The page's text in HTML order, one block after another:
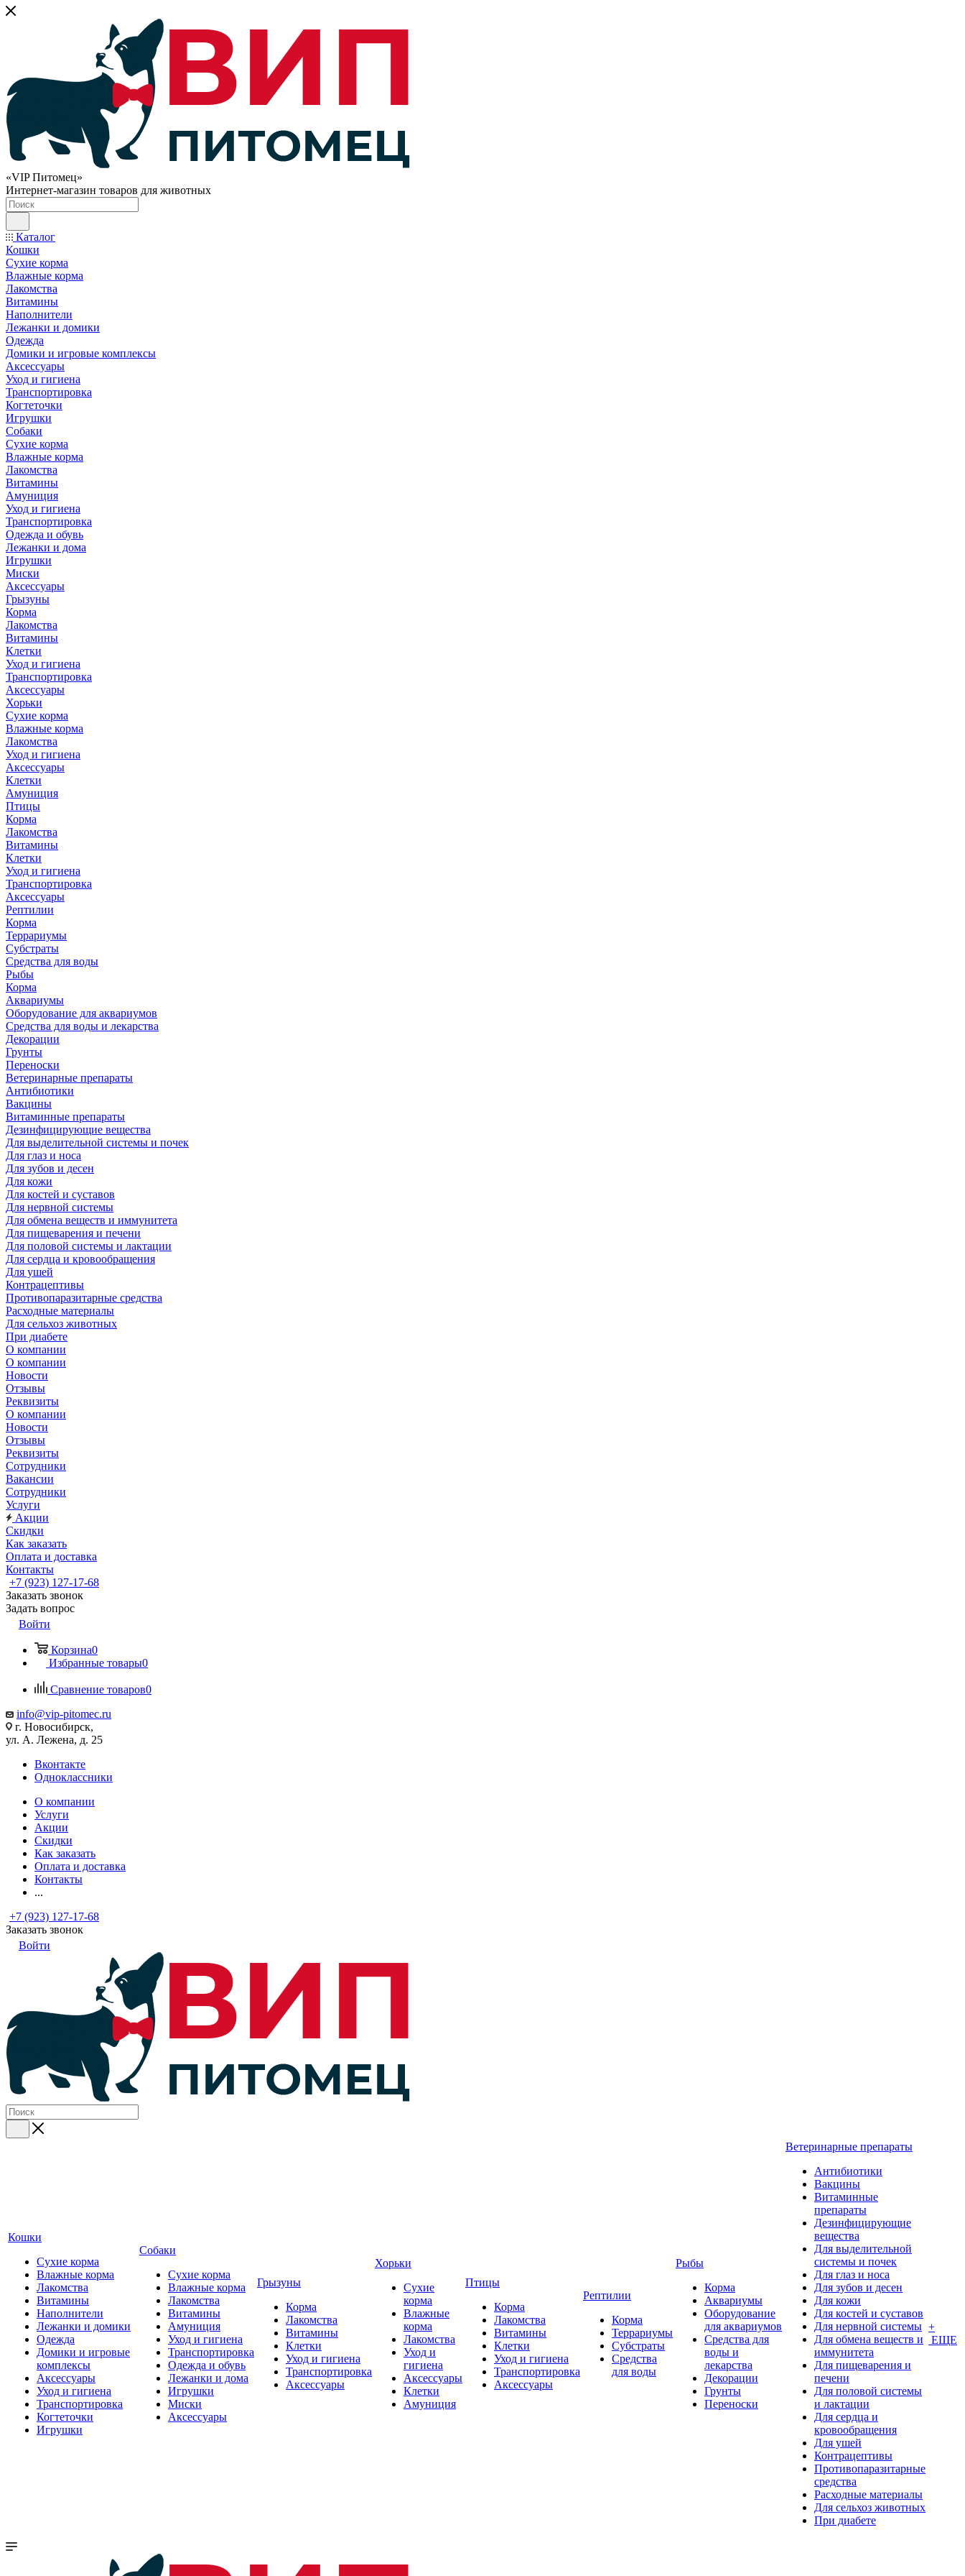
«VIP Питомец»
Интернет-магазин товаров для животных
Каталог
Кошки
Сухие корма
Влажные корма
Лакомства
Витамины
Наполнители
Лежанки и домики
Одежда
Домики и игровые комплексы
Аксессуары
Уход и гигиена
Транспортировка
Когтеточки
Игрушки
Собаки
Сухие корма
Влажные корма
Лакомства
Витамины
Амуниция
Уход и гигиена
Транспортировка
Одежда и обувь
Лежанки и дома
Игрушки
Миски
Аксессуары
Грызуны
Корма
Лакомства
Витамины
Клетки
Уход и гигиена
Транспортировка
Аксессуары
Хорьки
Сухие корма
Влажные корма
Лакомства
Уход и гигиена
Аксессуары
Клетки
Амуниция
Птицы
Корма
Лакомства
Витамины
Клетки
Уход и гигиена
Транспортировка
Аксессуары
Рептилии
Корма
Террариумы
Субстраты
Средства для воды
Рыбы
Корма
Аквариумы
Оборудование для аквариумов
Средства для воды и лекарства
Декорации
Грунты
Переноски
Ветеринарные препараты
Антибиотики
Вакцины
Витаминные препараты
Дезинфицирующие вещества
Для выделительной системы и почек
Для глаз и носа
Для зубов и десен
Для кожи
Для костей и суставов
Для нервной системы
Для обмена веществ и иммунитета
Для пищеварения и печени
Для половой системы и лактации
Для сердца и кровообращения
Для ушей
Контрацептивы
Противопаразитарные средства
Расходные материалы
Для сельхоз животных
При диабете
О компании
О компании
Новости
Отзывы
Реквизиты
О компании
Новости
Отзывы
Реквизиты
Сотрудники
Вакансии
Сотрудники
Услуги
Акции
Скидки
Как заказать
Оплата и доставка
Контакты
+7 (923) 127-17-68
Заказать звонок
Задать вопрос
Войти
Корзина0
Избранные товары0
Сравнение товаров0
info@vip-pitomec.ru
г. Новосибирск,
ул. А. Лежена, д. 25
Вконтакте
Одноклассники
О компании
Услуги
Акции
Скидки
Как заказать
Оплата и доставка
Контакты
...
+7 (923) 127-17-68
Заказать звонок
Войти
Кошки
Сухие корма
Влажные корма
Лакомства
Витамины
Наполнители
Лежанки и домики
Одежда
Домики и игровые
комплексы
Аксессуары
Уход и гигиена
Транспортировка
Когтеточки
Игрушки
Собаки
Сухие корма
Влажные корма
Лакомства
Витамины
Амуниция
Уход и гигиена
Транспортировка
Одежда и обувь
Лежанки и дома
Игрушки
Миски
Аксессуары
Грызуны
Корма
Лакомства
Витамины
Клетки
Уход и гигиена
Транспортировка
Аксессуары
Хорьки
Сухие
корма
Влажные
корма
Лакомства
Уход и
гигиена
Аксессуары
Клетки
Амуниция
Птицы
Корма
Лакомства
Витамины
Клетки
Уход и гигиена
Транспортировка
Аксессуары
Рептилии
Корма
Террариумы
Субстраты
Средства
для воды
Рыбы
Корма
Аквариумы
Оборудование
для аквариумов
Средства для
воды и
лекарства
Декорации
Грунты
Переноски
Ветеринарные препараты
Антибиотики
Вакцины
Витаминные
препараты
Дезинфицирующие
вещества
Для выделительной
системы и почек
Для глаз и носа
Для зубов и десен
Для кожи
Для костей и суставов
Для нервной системы
Для обмена веществ и
иммунитета
Для пищеварения и
печени
Для половой системы
и лактации
Для сердца и
кровообращения
Для ушей
Контрацептивы
Противопаразитарные
средства
Расходные материалы
Для сельхоз животных
При диабете
+
ЕЩЕ